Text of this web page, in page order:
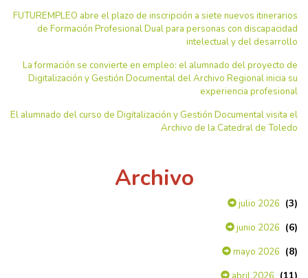
FUTUREMPLEO abre el plazo de inscripción a siete nuevos itinerarios
de Formación Profesional Dual para personas con discapacidad
intelectual y del desarrollo
La formación se convierte en empleo: el alumnado del proyecto de
Digitalización y Gestión Documental del Archivo Regional inicia su
experiencia profesional
El alumnado del curso de Digitalización y Gestión Documental visita el
Archivo de la Catedral de Toledo
Archivo
julio 2026 (3)
junio 2026 (6)
mayo 2026 (8)